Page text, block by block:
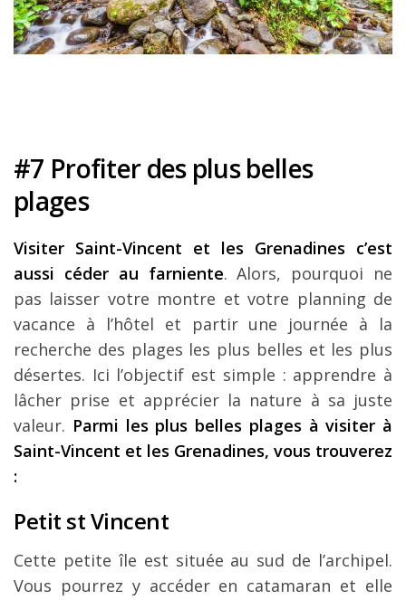
#7 Profiter des plus belles
plages
Visiter Saint-Vincent et les Grenadines c’est
aussi céder au farniente. Alors, pourquoi ne
pas laisser votre montre et votre planning de
vacance à l’hôtel et partir une journée à la
recherche des plages les plus belles et les plus
désertes. Ici l’objectif est simple : apprendre à
lâcher prise et apprécier la nature à sa juste
valeur. Parmi les plus belles plages à visiter à
Saint-Vincent et les Grenadines, vous trouverez
:
Petit st Vincent
Cette petite île est située au sud de l’archipel.
Vous pourrez y accéder en catamaran et elle